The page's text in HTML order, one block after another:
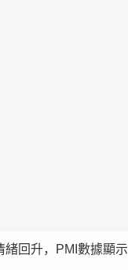
緒回升，PMI數據顯示